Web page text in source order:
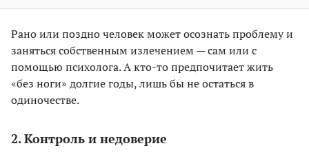
Рано или поздно человек может осознать проблему и
заняться собственным излечением — сам или с
помощью психолога. А кто-то предпочитает жить
«без ноги» долгие годы, лишь бы не остаться в
одиночестве.
2. Контроль и недоверие